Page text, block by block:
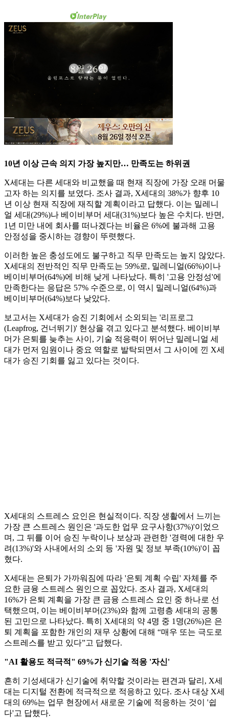
10년 이상 근속 의지 가장 높지만… 만족도는 하위권
X세대는 다른 세대와 비교했을 때 현재 직장에 가장 오래 머물
고자 하는 의지를 보였다. 조사 결과, X세대의 38%가 향후 10
년 이상 현재 직장에 재직할 계획이라고 답했다. 이는 밀레니
얼 세대(29%)나 베이비부머 세대(31%)보다 높은 수치다. 반면,
1년 미만 내에 회사를 떠나겠다는 비율은 6%에 불과해 고용
안정성을 중시하는 경향이 뚜렷했다.
이러한 높은 충성도에도 불구하고 직무 만족도는 높지 않았다.
X세대의 전반적인 직무 만족도는 59%로, 밀레니얼(66%)이나
베이비부머(64%)에 비해 낮게 나타났다. 특히 '고용 안정성'에
만족한다는 응답은 57% 수준으로, 이 역시 밀레니얼(64%)과
베이비부머(64%)보다 낮았다.
보고서는 X세대가 승진 기회에서 소외되는 '리프로그
(Leapfrog, 건너뛰기)' 현상을 겪고 있다고 분석했다. 베이비부
머가 은퇴를 늦추는 사이, 기술 적응력이 뛰어난 밀레니얼 세
대가 먼저 임원이나 중요 역할로 발탁되면서 그 사이에 낀 X세
대가 승진 기회를 잃고 있다는 것이다.
X세대의 스트레스 요인은 현실적이다. 직장 생활에서 느끼는
가장 큰 스트레스 원인은 '과도한 업무 요구사항(37%)'이었으
며, 그 뒤를 이어 승진 누락이나 보상과 관련한 '경력에 대한 우
려(13%)'와 사내에서의 소외 등 '자원 및 정보 부족(10%)'이 꼽
혔다.
X세대는 은퇴가 가까워짐에 따라 '은퇴 계획 수립' 자체를 주
요한 금융 스트레스 원인으로 꼽았다. 조사 결과, X세대의
16%가 은퇴 계획을 가장 큰 금융 스트레스 요인 중 하나로 선
택했으며, 이는 베이비부머(23%)와 함께 고령층 세대의 공통
된 고민으로 나타났다. 특히 X세대의 약 4명 중 1명(26%)은 은
퇴 계획을 포함한 개인의 재무 상황에 대해 “매우 또는 극도로
스트레스를 받고 있다”고 답했다.
"AI 활용도 적극적" 69%가 신기술 적응 '자신'
흔히 기성세대가 신기술에 취약할 것이라는 편견과 달리, X세
대는 디지털 전환에 적극적으로 적응하고 있다. 조사 대상 X세
대의 69%는 업무 현장에서 새로운 기술에 적응하는 것이 '쉽
다'고 답했다.